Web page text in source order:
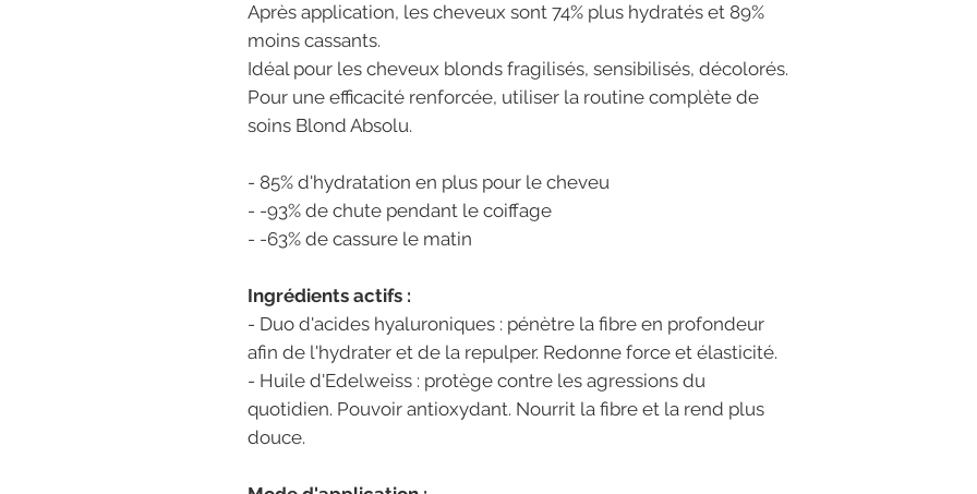
Après application, les cheveux sont 74% plus hydratés et 89%
moins cassants.
Idéal pour les cheveux blonds fragilisés, sensibilisés, décolorés.
Pour une efficacité renforcée, utiliser la routine complète de
soins Blond Absolu.
- 85% d'hydratation en plus pour le cheveu
- -93% de chute pendant le coiffage
- -63% de cassure le matin
Ingrédients actifs :
- Duo d'acides hyaluroniques : pénètre la fibre en profondeur
afin de l'hydrater et de la repulper. Redonne force et élasticité.
- Huile d'Edelweiss : protège contre les agressions du
quotidien. Pouvoir antioxydant. Nourrit la fibre et la rend plus
douce.